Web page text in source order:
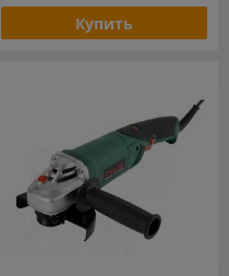
Купить